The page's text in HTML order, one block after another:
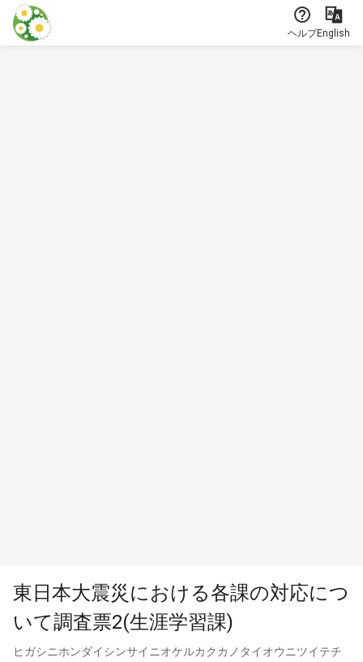
本文に飛ぶ
ヘルプEnglish
東日本大震災における各課の対応につ
いて調査票2(生涯学習課)
ヒガシニホンダイシンサイニオケルカクカノタイオウニツイテチ